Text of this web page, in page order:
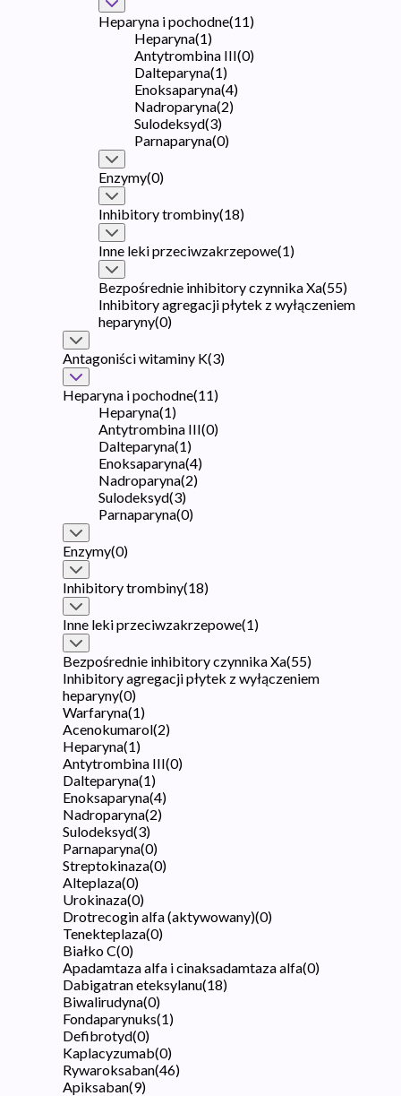
Heparyna i pochodne(11)
Heparyna(1)
Antytrombina III(0)
Dalteparyna(1)
Enoksaparyna(4)
Nadroparyna(2)
Sulodeksyd(3)
Parnaparyna(0)
Enzymy(0)
Inhibitory trombiny(18)
Inne leki przeciwzakrzepowe(1)
Bezpośrednie inhibitory czynnika Xa(55)
Inhibitory agregacji płytek z wyłączeniem
heparyny(0)
Antagoniści witaminy K(3)
Heparyna i pochodne(11)
Heparyna(1)
Antytrombina III(0)
Dalteparyna(1)
Enoksaparyna(4)
Nadroparyna(2)
Sulodeksyd(3)
Parnaparyna(0)
Enzymy(0)
Inhibitory trombiny(18)
Inne leki przeciwzakrzepowe(1)
Bezpośrednie inhibitory czynnika Xa(55)
Inhibitory agregacji płytek z wyłączeniem
heparyny(0)
Warfaryna(1)
Acenokumarol(2)
Heparyna(1)
Antytrombina III(0)
Dalteparyna(1)
Enoksaparyna(4)
Nadroparyna(2)
Sulodeksyd(3)
Parnaparyna(0)
Streptokinaza(0)
Alteplaza(0)
Urokinaza(0)
Drotrecogin alfa (aktywowany)(0)
Tenekteplaza(0)
Białko C(0)
Apadamtaza alfa i cinaksadamtaza alfa(0)
Dabigatran eteksylanu(18)
Biwalirudyna(0)
Fondaparynuks(1)
Defibrotyd(0)
Kaplacyzumab(0)
Rywaroksaban(46)
Apiksaban(9)